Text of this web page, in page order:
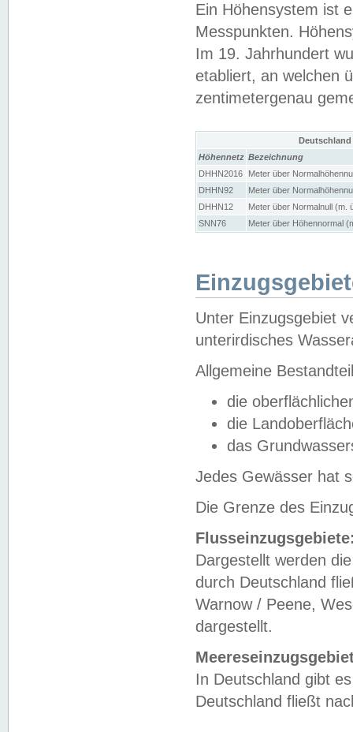
Ein Höhensystem ist
Messpunkten.
Im 19. Jahrhundert
etabliert, an welchen
zentimetergenau
Höhennetz Bezeichnung
DHHN2016
Meter über
DHHN92
Meter über
DHHN12
Meter über Normalnull (m.
SNN76
Meter über Höhennormal
Unter Einzugsgebiet
unterirdisches
Allgemeine
die
die
das
Jedes Gewässer hat
Die Grenze des
Dargestellt werden
durch Deutschland
Warnow / Peene,
dargestellt.
In Deutschland gibt
Deutschland fließt